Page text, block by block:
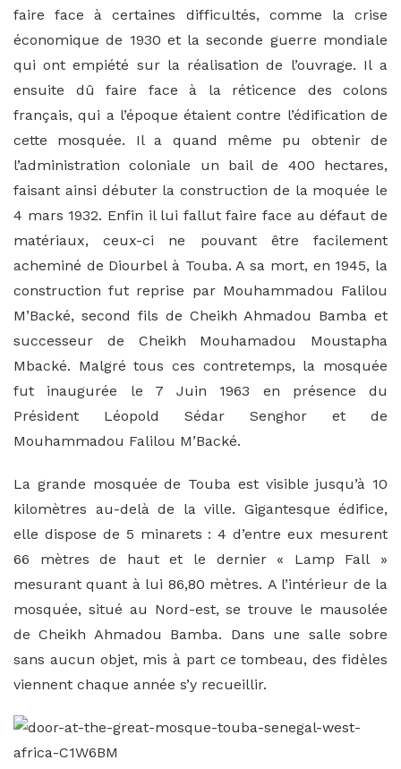
faire face à certaines difficultés, comme la crise
économique de 1930 et la seconde guerre mondiale
qui ont empiété sur la réalisation de l’ouvrage. Il a
ensuite dû faire face à la réticence des colons
français, qui a l’époque étaient contre l’édification de
cette mosquée. Il a quand même pu obtenir de
l’administration coloniale un bail de 400 hectares,
faisant ainsi débuter la construction de la moquée le
4 mars 1932. Enfin il lui fallut faire face au défaut de
matériaux, ceux-ci ne pouvant être facilement
acheminé de Diourbel à Touba. A sa mort, en 1945, la
construction fut reprise par Mouhammadou Falilou
M’Backé, second fils de Cheikh Ahmadou Bamba et
successeur de Cheikh Mouhamadou Moustapha
Mbacké. Malgré tous ces contretemps, la mosquée
fut inaugurée le 7 Juin 1963 en présence du
Président Léopold Sédar Senghor et de
Mouhammadou Falilou M’Backé.
La grande mosquée de Touba est visible jusqu’à 10
kilomètres au-delà de la ville. Gigantesque édifice,
elle dispose de 5 minarets : 4 d’entre eux mesurent
66 mètres de haut et le dernier « Lamp Fall »
mesurant quant à lui 86,80 mètres. A l’intérieur de la
mosquée, situé au Nord-est, se trouve le mausolée
de Cheikh Ahmadou Bamba. Dans une salle sobre
sans aucun objet, mis à part ce tombeau, des fidèles
viennent chaque année s’y recueillir.